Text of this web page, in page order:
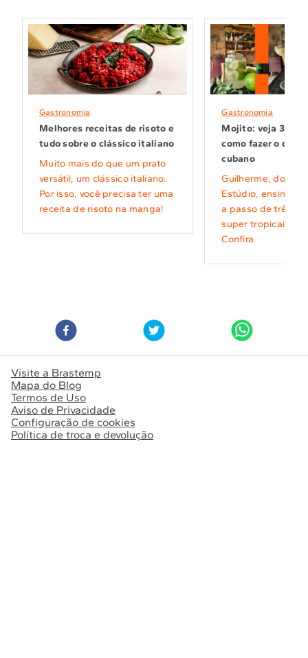
Gastronomia
Melhores receitas de risoto e
tudo sobre o clássico italiano
Muito mais do que um prato
versátil, um clássico italiano.
Por isso, você precisa ter uma
receita de risoto na manga!
Gastronomia
Mojito: veja 3
como fazer o
cubano
Guilherme, do
Estúdio, ensina
a passo de três
super tropicais de
Confira
Visite a Brastemp
Mapa do Blog
Termos de Uso
Aviso de Privacidade
Configuração de cookies
Política de troca e devolução